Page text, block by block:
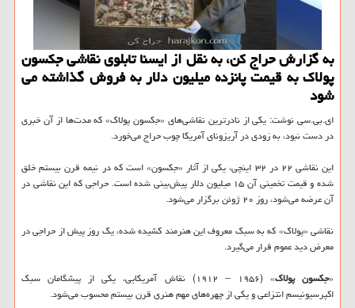
به گزارش حراج كن، به نقل از ایسنا تابلوی نقاشی جكسون
پولاك به قیمت پانزده میلیون دلار به فروش گذاشته می
شود
ای.بی.سی نوشت: یكی از نادرترین نقاشی‌های «جكسون پولاك» كه مدت‌ها از آن خبری
در دست نبود، به زودی در آریزونای آمریكا چوب حراج می‌خورد.
این نقاشی ۲۲ در ۳۲ اینچی، یكی از آثار «جكسون» است كه در نیمه قرن بیستم خلق
شده و قیمت تخمینی آن ۱۵ میلیون دلار پیش‌بینی شده است. حراجی كه این نقاشی در
آن عرضه می‌شود، روز ۲۰ ژوئن برگزار می‌شود.
نقاشی «پولاك» كه به سبك معروف این هنرمند كشیده شده، یك روز پیش از حراجی در
معرض دید عموم قرار می‌گیرد.
«جكسون پولاك
» (۱۹۵۶ – ۱۹۱۲) نقاش آمریكایی، یكی از پیشگامان سبك
اكپرسیونیسم انتزاعی و یكی از چهره‌های مهم هنری قرن بیستم محسوب می‌شود.